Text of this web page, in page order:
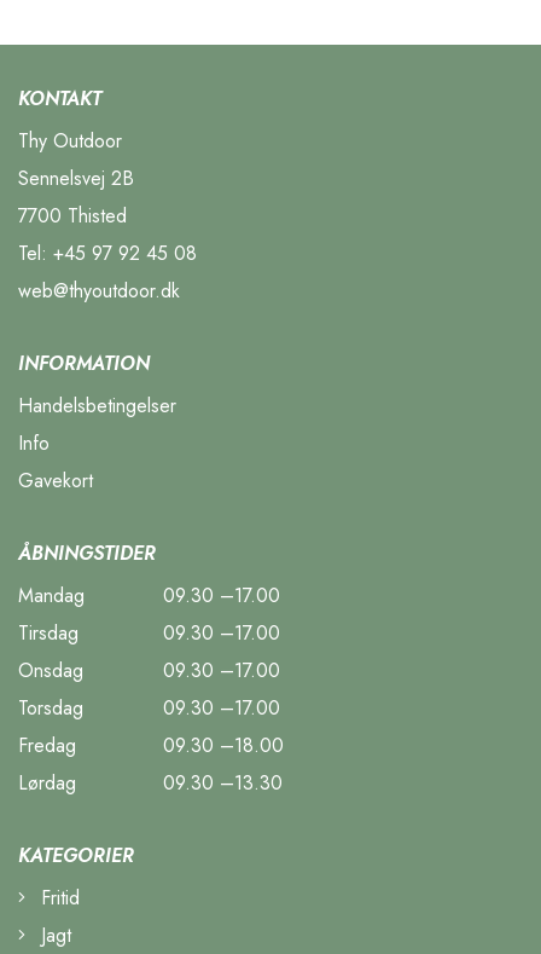
KONTAKT
Thy Outdoor
Sennelsvej 2B
7700 Thisted
Tel: +45 97 92 45 08
web@thyoutdoor.dk
INFORMATION
Handelsbetingelser
Info
Gavekort
ÅBNINGSTIDER
Mandag
09.30 –17.00
Tirsdag
09.30 –17.00
Onsdag
09.30 –17.00
Torsdag
09.30 –17.00
Fredag
09.30 –18.00
Lørdag
09.30 –13.30
KATEGORIER
Fritid
Jagt